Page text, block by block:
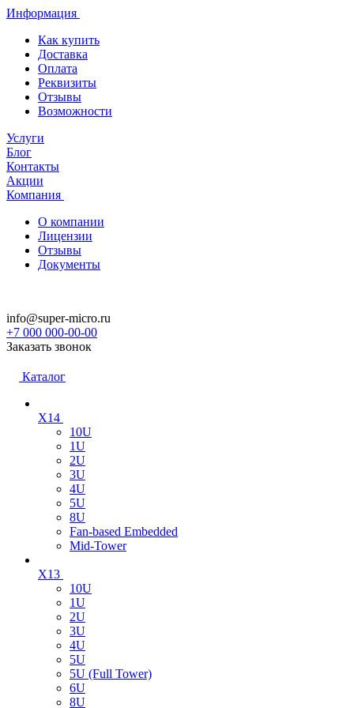
Информация
Как купить
Доставка
Оплата
Реквизиты
Отзывы
Возможности
Услуги
Блог
Контакты
Акции
Компания
О компании
Лицензии
Отзывы
Документы
info@super-micro.ru
+7 000 000-00-00
Заказать звонок
Каталог
X14
10U
1U
2U
3U
4U
5U
8U
Fan-based Embedded
Mid-Tower
X13
10U
1U
2U
3U
4U
5U
5U (Full Tower)
6U
8U